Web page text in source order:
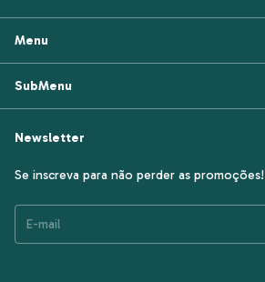
Menu
SubMenu
Newsletter
Se inscreva para não perder as promoções!